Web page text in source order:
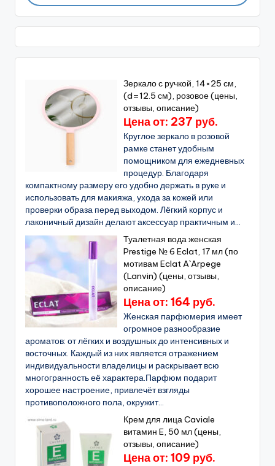
Зеркало с ручкой, 14×25 см,
(d=12.5 см), розовое (цены,
отзывы, описание)
Цена от: 237 руб.
Круглое зеркало в розовой
рамке станет удобным
помощником для ежедневных
процедур. Благодаря
компактному размеру его удобно держать в руке и
использовать для макияжа, ухода за кожей или
проверки образа перед выходом. Лёгкий корпус и
лаконичный дизайн делают аксессуар практичным и...
Туалетная вода женская
Prestige № 6 Eclat, 17 мл (по
мотивам Eclat A`Arpege
(Lanvin) (цены, отзывы,
описание)
Цена от: 164 руб.
Женская парфюмерия имеет
огромное разнообразие
ароматов: от лёгких и воздушных до интенсивных и
восточных. Каждый из них является отражением
индивидуальности владелицы и раскрывает всю
многогранность её характера.Парфюм подарит
хорошее настроение, привлечёт взгляды
противоположного пола, окружит...
Крем для лица Caviale
витамин E, 50 мл (цены,
отзывы, описание)
Цена от: 109 руб.